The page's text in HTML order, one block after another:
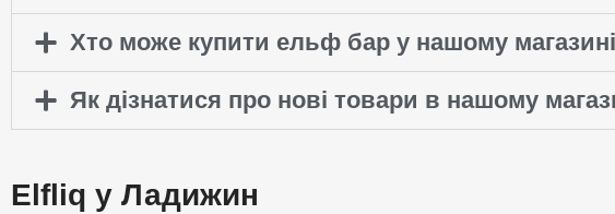
Хто може купити ельф бар у нашому
Як дізнатися про нові товари в нашому
Elfliq у Ладижин